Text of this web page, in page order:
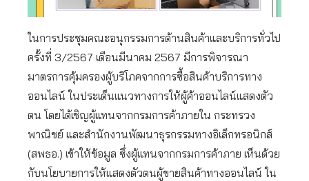
ในการประชุมคณะอนุกรรมการด้านสินค้าและบริการทั่วไป
ครั้งที่ 3/2567 เดือนมีนาคม 2567 มีการพิจารณา
มาตรการคุ้มครองผู้บริโภคจากการซื้อสินค้าบริการทาง
ออนไลน์ ในประเด็นแนวทางการให้ผู้ค้าออนไลน์แสดงตัว
ตน โดยได้เชิญผู้แทนจากกรมการค้าภายใน กระทรวง
พาณิชย์ และสำนักงานพัฒนาธุรกรรมทางอิเล็กทรอนิกส์
(สพธอ.) เข้าให้ข้อมูล ซึ่งผู้แทนจากกรมการค้าภาย เห็นด้วย
กับนโยบายการให้แสดงตัวตนผู้ขายสินค้าทางออนไลน์ ใน